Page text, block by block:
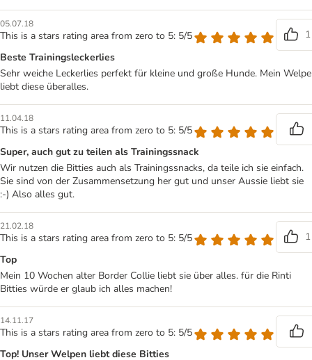
05.07.18
This is a stars rating area from zero to 5: 5/5
1
Beste Trainingsleckerlies
Sehr weiche Leckerlies perfekt für kleine und große Hunde. Mein Welpe
liebt diese überalles.
11.04.18
This is a stars rating area from zero to 5: 5/5
Super, auch gut zu teilen als Trainingssnack
Wir nutzen die Bitties auch als Trainingssnacks, da teile ich sie einfach.
Sie sind von der Zusammensetzung her gut und unser Aussie liebt sie
:-) Also alles gut.
21.02.18
This is a stars rating area from zero to 5: 5/5
1
Top
Mein 10 Wochen alter Border Collie liebt sie über alles. für die Rinti
Bitties würde er glaub ich alles machen!
14.11.17
This is a stars rating area from zero to 5: 5/5
Top! Unser Welpen liebt diese Bitties